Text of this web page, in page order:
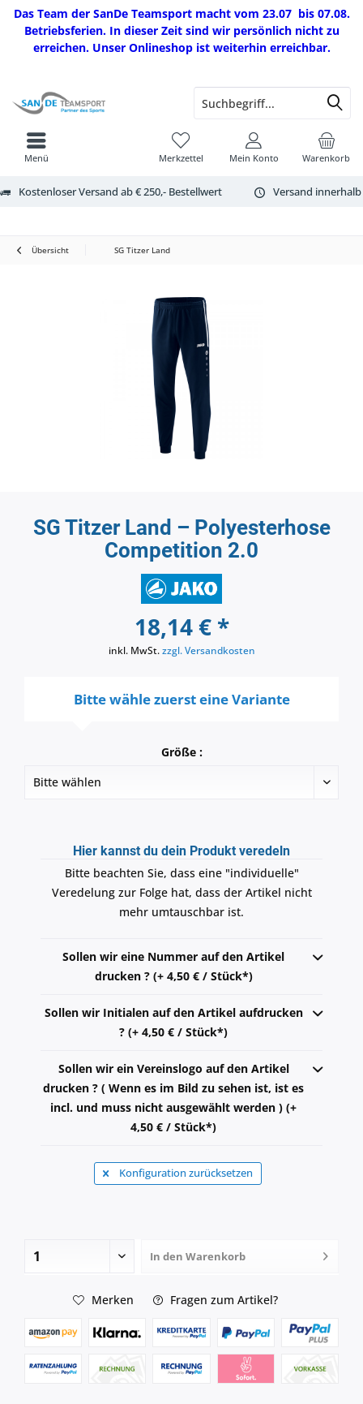
Das Team der SanDe Teamsport macht vom 23.07 bis 07.08.
Betriebsferien. In dieser Zeit sind wir persönlich nicht zu
erreichen. Unser Onlineshop ist weiterhin erreichbar.
Kostenloser Versand ab € 250,- Bestellwert Versand
Warenkorb
Merkzettel Mein Konto
Menü
Übersicht SG Titzer Land
SG Titzer Land – Polyesterhose
Competition 2.0
18,14 € *
inkl. MwSt.zzgl. Versandkosten
Bitte wähle zuerst eine Variante
Größe :
Hier kannst du dein Produkt veredeln
Bitte beachten Sie, dass eine "individuelle"
Veredelung zur Folge hat, dass der Artikel nicht
mehr umtauschbar ist.
Sollen wir eine Nummer auf den Artikel
drucken ? (+ 4,50 € / Stück*)
Sollen wir Initialen auf den Artikel aufdrucken
? (+ 4,50 € / Stück*)
Sollen wir ein Vereinslogo auf den Artikel
drucken ? ( Wenn es im Bild zu sehen ist, ist es
incl. und muss nicht ausgewählt werden ) (+
4,50 € / Stück*)
Konfiguration zurücksetzen
In den Warenkorb
Merken Fragen zum Artikel?